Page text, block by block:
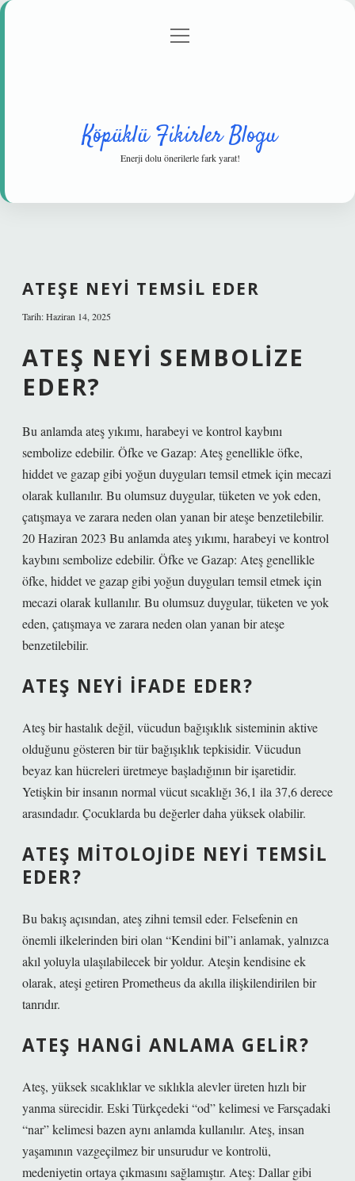
Gizlilik Politikası
menüyü
Köpüklü Fikirler Blogu
Enerji dolu önerilerle fark yarat!
ATEŞE NEYI TEMSIL EDER
Tarih: Haziran 14, 2025
ATEŞ NEYI SEMBOLIZE
EDER?
Bu anlamda ateş yıkımı, harabeyi ve kontrol kaybını
sembolize edebilir. Öfke ve Gazap: Ateş genellikle öfke,
hiddet ve gazap gibi yoğun duyguları temsil etmek için mecazi
olarak kullanılır. Bu olumsuz duygular, tüketen ve yok eden,
çatışmaya ve zarara neden olan yanan bir ateşe benzetilebilir.
20 Haziran 2023 Bu anlamda ateş yıkımı, harabeyi ve kontrol
kaybını sembolize edebilir. Öfke ve Gazap: Ateş genellikle
öfke, hiddet ve gazap gibi yoğun duyguları temsil etmek için
mecazi olarak kullanılır. Bu olumsuz duygular, tüketen ve yok
eden, çatışmaya ve zarara neden olan yanan bir ateşe
benzetilebilir.
ATEŞ NEYI IFADE EDER?
Ateş bir hastalık değil, vücudun bağışıklık sisteminin aktive
olduğunu gösteren bir tür bağışıklık tepkisidir. Vücudun
beyaz kan hücreleri üretmeye başladığının bir işaretidir.
Yetişkin bir insanın normal vücut sıcaklığı 36,1 ila 37,6 derece
arasındadır. Çocuklarda bu değerler daha yüksek olabilir.
ATEŞ MITOLOJIDE NEYI TEMSIL
EDER?
Bu bakış açısından, ateş zihni temsil eder. Felsefenin en
önemli ilkelerinden biri olan “Kendini bil”i anlamak, yalnızca
akıl yoluyla ulaşılabilecek bir yoldur. Ateşin kendisine ek
olarak, ateşi getiren Prometheus da akılla ilişkilendirilen bir
tanrıdır.
ATEŞ HANGI ANLAMA GELIR?
Ateş, yüksek sıcaklıklar ve sıklıkla alevler üreten hızlı bir
yanma sürecidir. Eski Türkçedeki “od” kelimesi ve Farsçadaki
“nar” kelimesi bazen aynı anlamda kullanılır. Ateş, insan
yaşamının vazgeçilmez bir unsurudur ve kontrolü,
medeniyetin ortaya çıkmasını sağlamıştır. Ateş: Dallar gibi